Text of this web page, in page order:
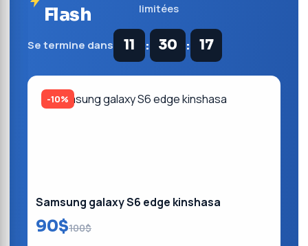
Flash
limitées
Se termine dans 11 : 30 : 17
-10%
Samsung galaxy S6 edge kinshasa
90$100$